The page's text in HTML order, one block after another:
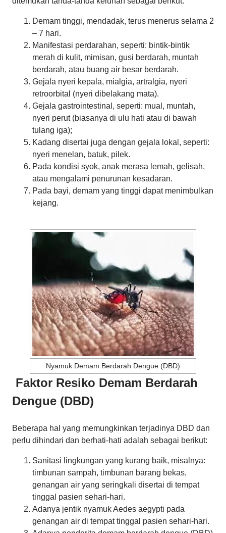
Demam tinggi, mendadak, terus menerus selama 2
– 7 hari.
Manifestasi perdarahan, seperti: bintik-bintik
merah di kulit, mimisan, gusi berdarah, muntah
berdarah, atau buang air besar berdarah.
Gejala nyeri kepala, mialgia, artralgia, nyeri
retroorbital (nyeri dibelakang mata).
Gejala gastrointestinal, seperti: mual, muntah,
nyeri perut (biasanya di ulu hati atau di bawah
tulang iga);
Kadang disertai juga dengan gejala lokal, seperti:
nyeri menelan, batuk, pilek.
Pada kondisi syok, anak merasa lemah, gelisah,
atau mengalami penurunan kesadaran.
Pada bayi, demam yang tinggi dapat menimbulkan
kejang.
Nyamuk Demam Berdarah Dengue (DBD)
Faktor Resiko Demam Berdarah
Dengue (DBD)
Beberapa hal yang memungkinkan terjadinya DBD dan
perlu dihindari dan berhati-hati adalah sebagai berikut:
Sanitasi lingkungan yang kurang baik, misalnya:
timbunan sampah, timbunan barang bekas,
genangan air yang seringkali disertai di tempat
tinggal pasien sehari-hari.
Adanya jentik nyamuk Aedes aegypti pada
genangan air di tempat tinggal pasien sehari-hari.